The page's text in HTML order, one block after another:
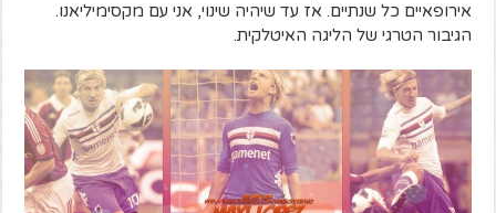
אירופאיים כל שנתיים. אז עד שיהיה שינוי, אני עם מקסימיליאנו.
הגיבור הטרגי של הליגה האיטלקית.